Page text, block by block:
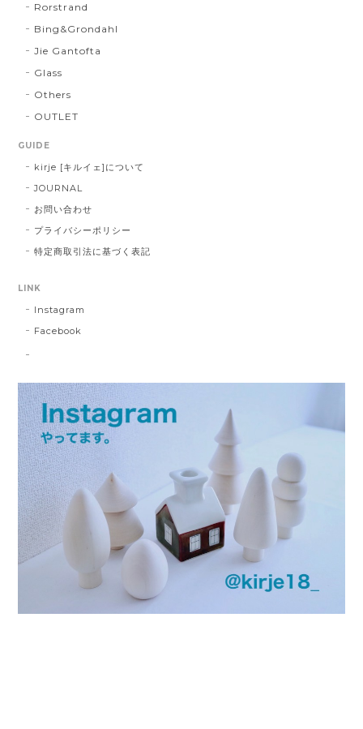
Rorstrand
Bing&Grondahl
Jie Gantofta
Glass
Others
OUTLET
GUIDE
kirje [キルイェ]について
JOURNAL
お問い合わせ
プライバシーポリシー
特定商取引法に基づく表記
LINK
Instagram
Facebook